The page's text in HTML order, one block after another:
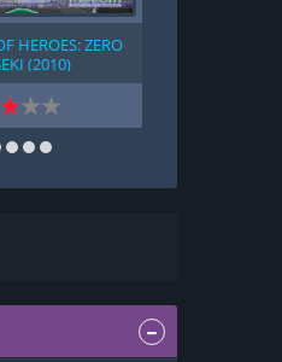
HEROES: ZERO
(2010)